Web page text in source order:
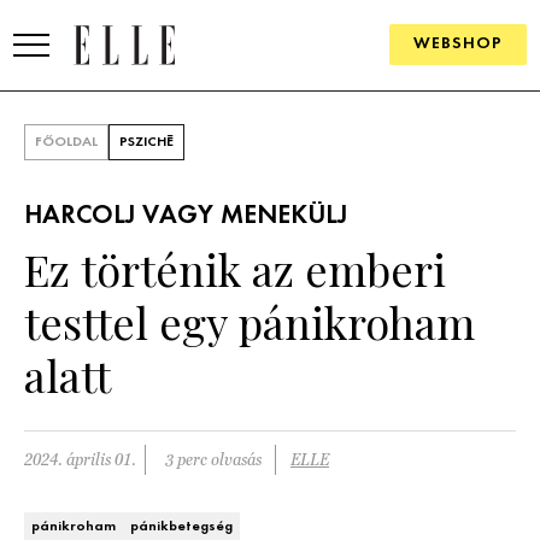
WEBSHOP
SZÉPSÉG
ÉLETMÓD
PÁRKAPCSOLAT
FŐOLDAL PSZICHÉ
HARCOLJ VAGY MENEKÜLJ
Ez történik az emberi
testtel egy pánikroham
alatt
2024. április 01. 3 perc olvasás ELLE
pánikroham pánikbetegség